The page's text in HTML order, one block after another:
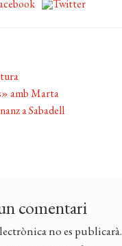
amb Marta
a Sabadell
comentari
no es publicarà.